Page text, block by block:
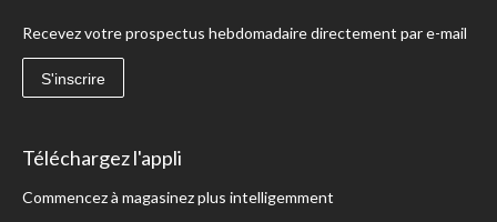
Recevez votre prospectus hebdomadaire directement par e-mail
S'inscrire
Téléchargez l'appli
Commencez à magasinez plus intelligemment